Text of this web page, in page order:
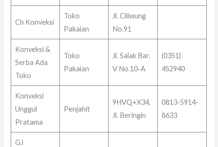
Ch Konveksi
Toko
Pakaian
Jl. Ciliwung
No.91
Konveksi &
Serba Ada
Toko
Toko
Pakaian
Jl. Salak Bar.
V No.10-A
(0351)
452940
Konveksi
Unggul
Pratama
Penjahit
9HVQ+X34,
Jl. Beringin
0813-5914-
8633
GJ